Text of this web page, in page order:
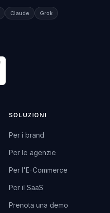
Claude Grok
SOLUZIONI
Per i brand
Per le agenzie
Per l'E-Commerce
Per il SaaS
Prenota una demo